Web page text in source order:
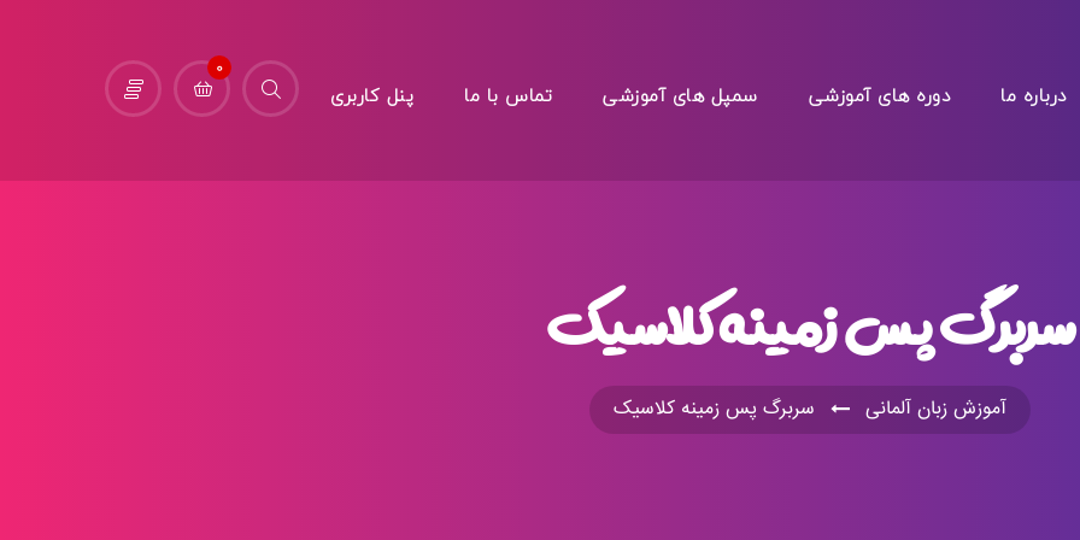
درباره ما دوره های آموزشی سمپل های آموزشی تماس با ما پنل کاربری
0
سربرگ پس زمینه کلاسیک
آموزش زبان آلمانی سربرگ پس زمینه کلاسیک